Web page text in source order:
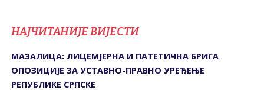
НАЈЧИТАНИЈЕ ВИЈЕСТИ
МАЗАЛИЦА: ЛИЦЕМЈЕРНА И ПАТЕТИЧНА БРИГА
ОПОЗИЦИЈЕ ЗА УСТАВНО-ПРАВНО УРЕЂЕЊЕ
РЕПУБЛИКЕ СРПСКЕ